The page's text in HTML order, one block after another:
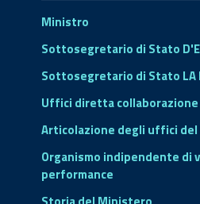
Ministro
Sottosegretario di Stato
Sottosegretario di Stato LA
Uffici diretta
Articolazione degli uffici
Organismo indipendente di
performance